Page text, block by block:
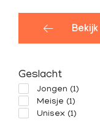
Geslacht
Jongen (1)
Meisje (1)
Unisex (1)